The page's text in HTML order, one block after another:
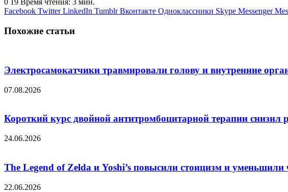
Facebook Twitter LinkedIn Tumblr Вконтакте Одноклассники Skype Messenger
Похожие статьи
Электросамокатчики травмировали голову и внутренние
07.08.2026
Короткий курс двойной антитромбоцитарной терапии
24.06.2026
The Legend of Zelda и Yoshi’s повысили стоицизм и уменьшили
22.06.2026